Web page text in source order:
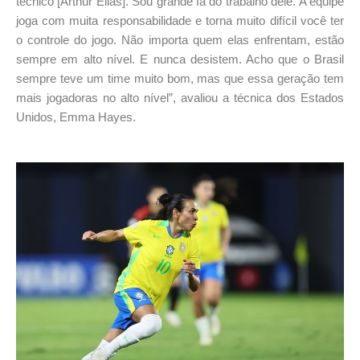
joga com muita responsabilidade e torna muito difícil você ter
o controle do jogo. Não importa quem elas enfrentam, estão
sempre em alto nível. E nunca desistem. Acho que o Brasil
sempre teve um time muito bom, mas que essa geração tem
mais jogadoras no alto nível”, avaliou a técnica dos Estados
Unidos, Emma Hayes.